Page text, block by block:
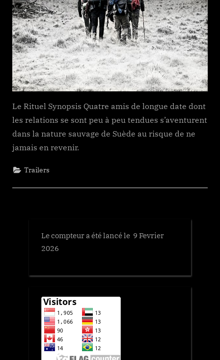
Le Rituel Synopsis Quatre amis de longue date dont
les relations se sont peu à peu tendues s’aventurent
dans la nature sauvage de Suède au risque de ne
jamais en revenir.
Trailers
Le compteur a été lancé le 9 Fevrier
2026